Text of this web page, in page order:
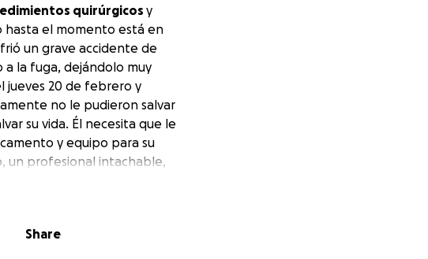
quirúrgicos y
hasta el momento está en
un grave accidente de
la fuga, dejándolo muy
jueves 20 de febrero y
no le pudieron salvar
su vida. Él necesita que le
y equipo para su
un profesional intachable,
a servir a quien lo
el corazón de este querido
Share